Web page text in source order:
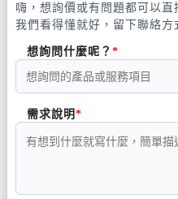
嗨，想詢價或有問題都可以直
我們看得懂就好，留下聯絡
想詢問什麼呢？
需求說明